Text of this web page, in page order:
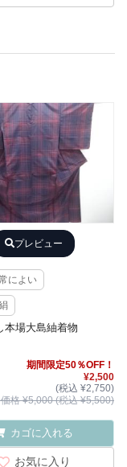
プレビュー
によい
本場大島紬着物
期間限定50％OFF！
¥2,500
(税込 ¥2,750)
格 ¥5,000 (税込 ¥5,500)
カゴに入れる
お気に入り